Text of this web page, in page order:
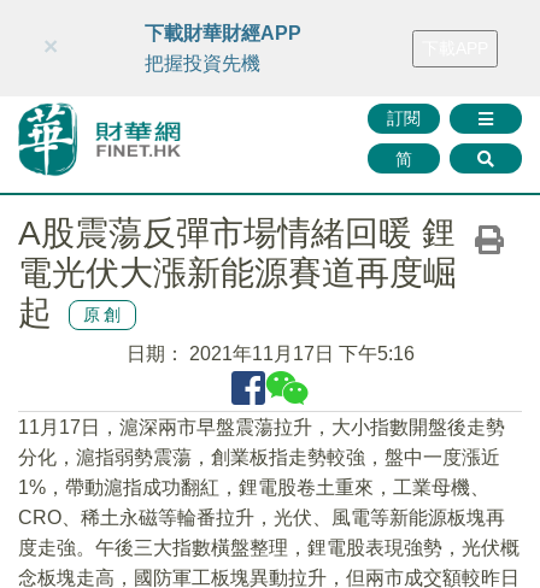
財華智庫網 FINTV FINMETA 財華證券 媒體矩陣
訂閱
简
×
下載財華財經APP
把握投資先機
A股震蕩反彈市場情緒回暖 鋰
電光伏大漲新能源賽道再度崛
起
原創
日期： 2021年11月17日 下午5:16
11月17日，滬深兩市早盤震蕩拉升，大小指數開盤後走勢
分化，滬指弱勢震蕩，創業板指走勢較強，盤中一度漲近
1%，帶動滬指成功翻紅，鋰電股卷土重來，工業母機、
CRO、稀土永磁等輪番拉升，光伏、風電等新能源板塊再
度走強。午後三大指數橫盤整理，鋰電股表現強勢，光伏概
念板塊走高，國防軍工板塊異動拉升，但兩市成交額較昨日